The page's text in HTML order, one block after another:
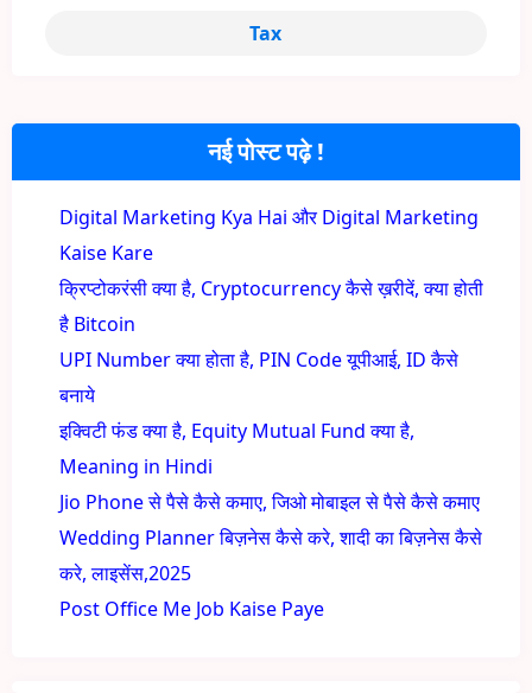
नई पोस्ट पढ़े !
Digital Marketing Kya Hai और Digital Marketing
Kaise Kare
क्रिप्टोकरंसी क्या है, Cryptocurrency कैसे ख़रीदें, क्या होती
है Bitcoin
UPI Number क्या होता है, PIN Code यूपीआई, ID कैसे
बनाये
इक्विटी फंड क्या है, Equity Mutual Fund क्या है,
Meaning in Hindi
Jio Phone से पैसे कैसे कमाए, जिओ मोबाइल से पैसे कैसे कमाए
Wedding Planner बिज़नेस कैसे करे, शादी का बिज़नेस कैसे
करे, लाइसेंस,2025
Post Office Me Job Kaise Paye
Tax